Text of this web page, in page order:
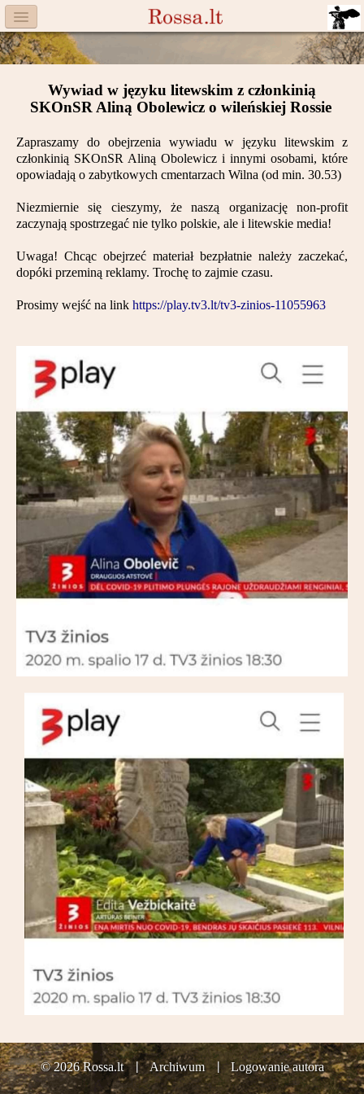
Menu
Facebook
Komitet
Aktualności
Książka
Moneta
Rossa
Trasy
Partnerzy
Kontakt
Wywiad w języku litewskim z członkinią
SKOnSR Aliną Obolewicz o wileńskiej Rossie
Zapraszamy do obejrzenia wywiadu w języku litewskim z
członkinią SKOnSR Aliną Obolewicz i innymi osobami, które
opowiadają o zabytkowych cmentarzach Wilna (od min. 30.53)
Niezmiernie się cieszymy, że naszą organizację non-profit
zaczynają spostrzegać nie tylko polskie, ale i litewskie media!
Uwaga! Chcąc obejrzeć materiał bezpłatnie należy zaczekać,
dopóki przeminą reklamy. Trochę to zajmie czasu.
Prosimy wejść na link https://play.tv3.lt/tv3-zinios-11055963
© 2026 Rossa.lt Archiwum Logowanie autora